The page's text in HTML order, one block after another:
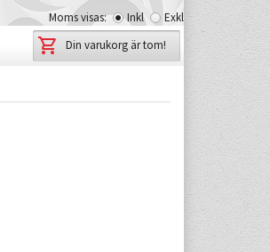
Moms visas: Inkl
Exkl
Din varukorg är tom!